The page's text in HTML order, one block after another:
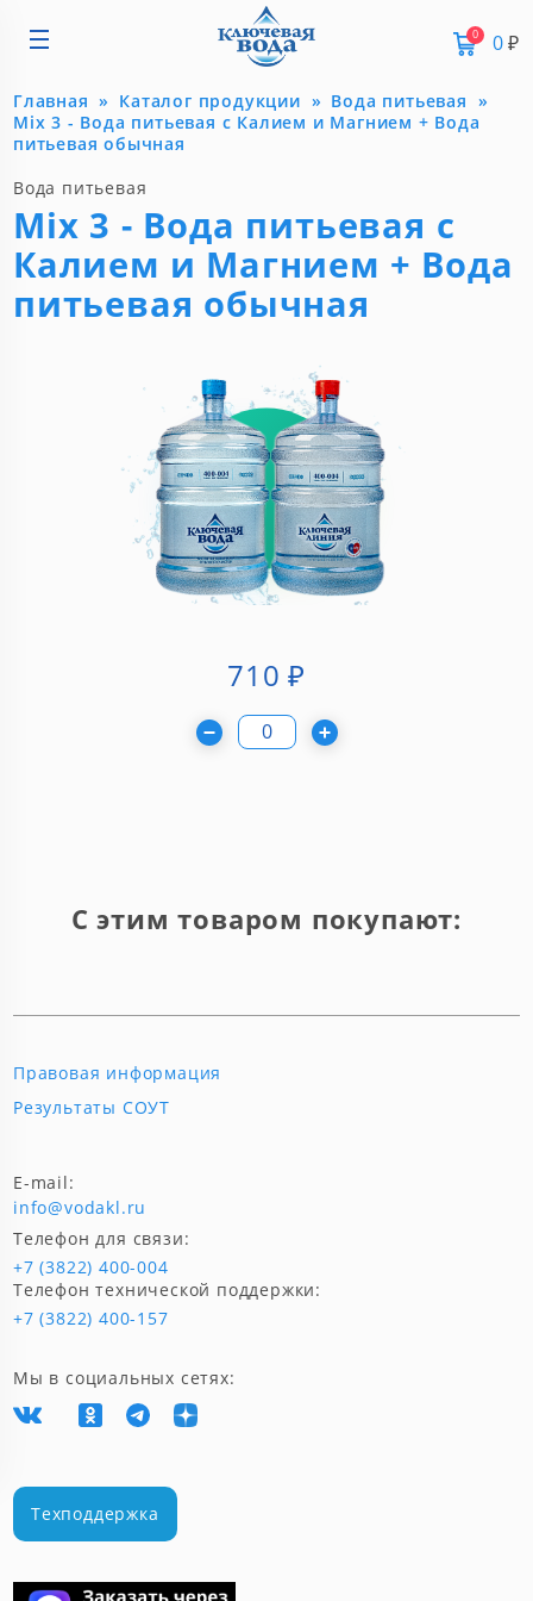
0 0₽
Главная Каталог продукции
Вода питьевая
Mix 3 - Вода питьевая с Калием и Магнием + Вода
питьевая обычная
Вода питьевая
Mix 3 - Вода питьевая с
Калием и Магнием + Вода
питьевая обычная
710 ₽
С этим товаром покупают:
Правовая информация
Результаты СОУТ
Телефон для связи:
+7 (3822) 400-004
Телефон технической поддержки:
+7 (3822) 400-157
E-mail:
info@vodakl.ru
Мы в социальных сетях:
Техподдержка